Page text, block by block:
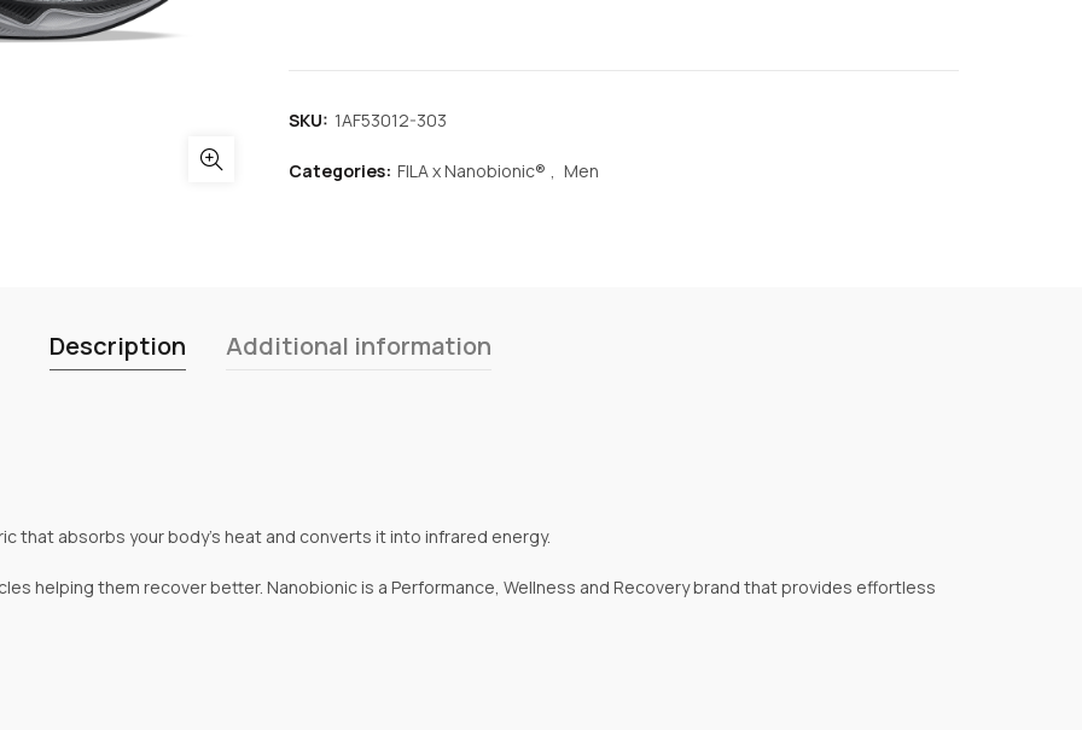
SKU: 1AF53012-303
Categories: FILA x Nanobionic® , Men
Description Additional information
that absorbs your body’s heat and converts it into infrared energy.
helping them recover better. Nanobionic is a Performance, Wellness and Recovery brand that provides effortless